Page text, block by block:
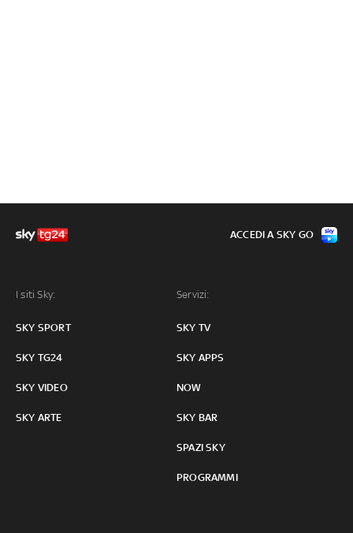
I siti Sky:
SKY SPORT
SKY TG24
SKY VIDEO
SKY ARTE
Servizi:
SKY TV
SKY APPS
NOW
SKY BAR
SPAZI SKY
PROGRAMMI
ACCEDI A SKY GO